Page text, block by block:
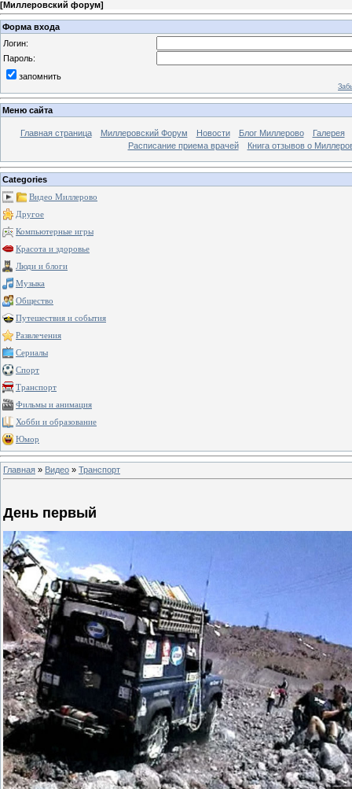
[Миллеровский форум]
Форма входа
Логин:
Пароль:
запомнить
Меню сайта
Главная страница Миллеровский Форум Новости Блог Миллерово
Галерея
Расписание приема врачей
Книга отзывов о
Categories
Видео Миллерово
Другое
Компьютерные игры
Красота и здоровье
Люди и блоги
Музыка
Общество
Путешествия и события
Развлечения
Сериалы
Спорт
Транспорт
Фильмы и анимация
Хобби и образование
Юмор
Главная » Видео » Транспорт
День первый